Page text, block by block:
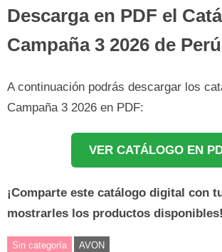
Descarga en PDF el
Campaña 3 2026 de Perú
A continuación podrás descargar los
Campaña 3 2026 en PDF:
VER CATÁLOGO EN
¡Comparte este catálogo digital con
mostrarles los productos disponibles!
Sin categoría AVON